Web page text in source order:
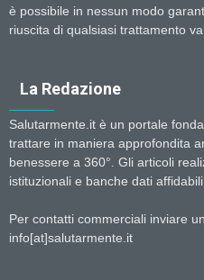
è possibile in nessun modo
riuscita di qualsiasi trattamento
La Redazione
Salutarmente.it è un portale
trattare in maniera approfondita
benessere a 360°. Gli articoli
istituzionali e banche dati affidabili.
Per contatti commerciali inviare
info[at]salutarmente.it